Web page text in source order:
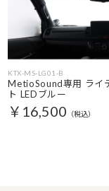
KTX-MS-LG01-B
MetioSound専用 ライ
ト LEDブルー
￥16,500 （税込）